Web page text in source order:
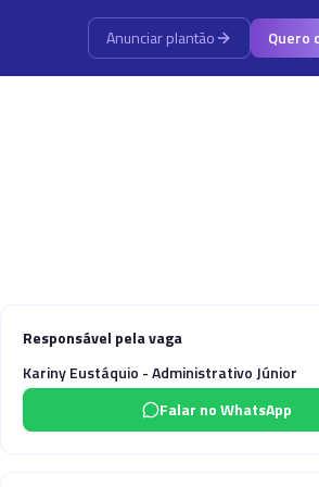
Anunciar plantão Quero
Responsável pela vaga
Kariny Eustáquio - Administrativo Júnior
Falar no WhatsApp